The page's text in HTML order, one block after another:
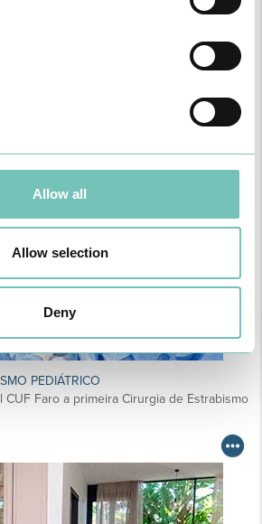
Allow all
Allow selection
Deny
Alentejo e Madeira
PEDIÁTRICO
CUF Faro a primeira Cirurgia de Estrabismo